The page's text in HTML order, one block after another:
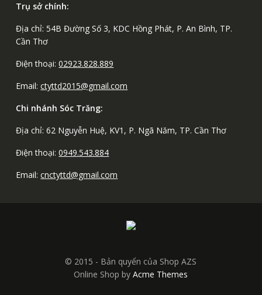
Trụ sở chính:
Địa chỉ: 54B Đường Số 3, KDC Hồng Phát, P. An Bình, TP.
Cần Thơ
Điện thoại:02923.828.889
Email:ctyttd2015@gmail.com
Chi nhánh Sóc Trăng:
Địa chỉ: 62 Nguyễn Huệ, KV1, P. Ngã Năm, TP. Cần Thơ
Điện thoại:0949.543.884
Email:cnctyttd@gmail.com
© 2015 - Bản quyển của Shop AZS
Online Shop byAcme Themes